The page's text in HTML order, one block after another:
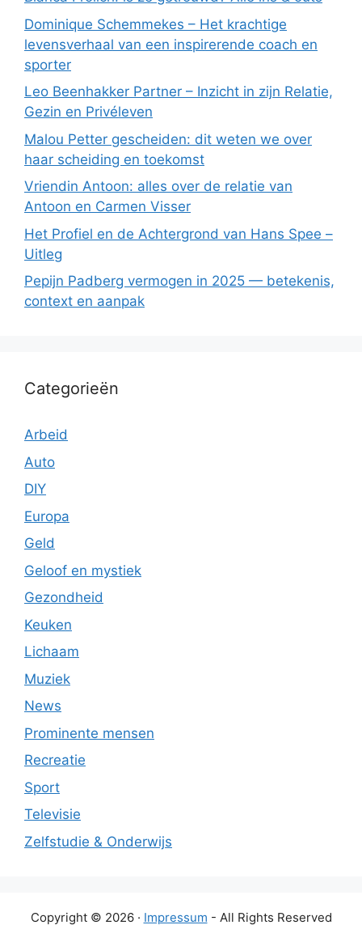
Dominique Schemmekes – Het krachtige
levensverhaal van een inspirerende coach en
sporter
Leo Beenhakker Partner – Inzicht in zijn Relatie,
Gezin en Privéleven
Malou Petter gescheiden: dit weten we over
haar scheiding en toekomst
Vriendin Antoon: alles over de relatie van
Antoon en Carmen Visser
Het Profiel en de Achtergrond van Hans Spee –
Uitleg
Pepijn Padberg vermogen in 2025 — betekenis,
context en aanpak
Categorieën
Arbeid
Auto
DIY
Europa
Geld
Geloof en mystiek
Gezondheid
Keuken
Lichaam
Muziek
News
Prominente mensen
Recreatie
Sport
Televisie
Zelfstudie & Onderwijs
Copyright © 2026 · Impressum - All Rights Reserved